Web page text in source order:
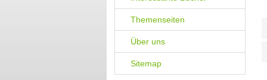
Themenseiten
Über uns
Sitemap